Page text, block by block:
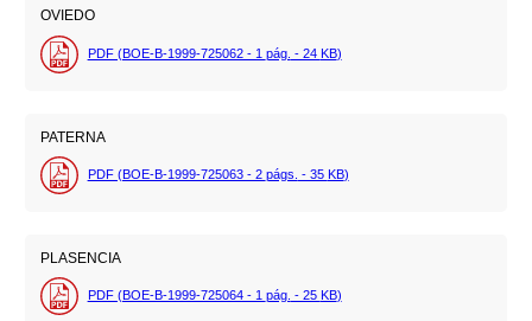
OVIEDO
PDF (BOE-B-1999-725062 - 1 pág. - 24 KB)
PATERNA
PDF (BOE-B-1999-725063 - 2 págs. - 35 KB)
PLASENCIA
PDF (BOE-B-1999-725064 - 1 pág. - 25 KB)